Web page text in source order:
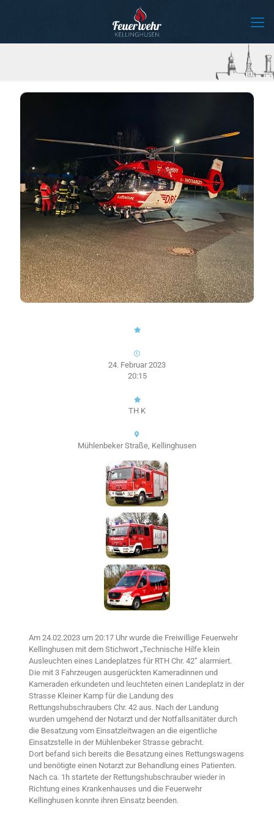
24. Februar 2023
20:15
TH K
Mühlenbeker Straße, Kellinghusen
Am 24.02.2023 um 20:17 Uhr wurde die Freiwillige Feuerwehr
Kellinghusen mit dem Stichwort „Technische Hilfe klein
Ausleuchten eines Landeplatzes für RTH Chr. 42“ alarmiert.
Die mit 3 Fahrzeugen ausgerückten Kameradinnen und
Kameraden erkundeten und leuchteten einen Landeplatz in der
Strasse Kleiner Kamp für die Landung des
Rettungshubschraubers Chr. 42 aus. Nach der Landung
wurden umgehend der Notarzt und der Notfallsanitäter durch
die Besatzung vom Einsatzleitwagen an die eigentliche
Einsatzstelle in der Mühlenbeker Strasse gebracht.
Dort befand sich bereits die Besatzung eines Rettungswagens
und benötigte einen Notarzt zur Behandlung eines Patienten.
Nach ca. 1h startete der Rettungshubschrauber wieder in
Richtung eines Krankenhauses und die Feuerwehr
Kellinghusen konnte ihren Einsatz beenden.